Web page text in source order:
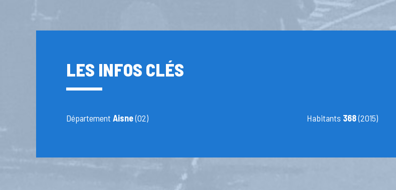
LES INFOS CLÉS
Département Aisne(02) Habitants 368(2015)